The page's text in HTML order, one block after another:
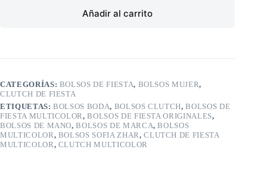
Añadir al carrito
CATEGORÍAS: BOLSOS DE FIESTA, BOLSOS MUJER,
CLUTCH DE FIESTA
ETIQUETAS:BOLSOS BODA, BOLSOS CLUTCH,BOLSOS DE
FIESTA MULTICOLOR,BOLSOS DE FIESTA ORIGINALES,
BOLSOS DE MANO,BOLSOS DE MARCA,BOLSOS
MULTICOLOR, BOLSOS SOFIA ZHAR,CLUTCH DE FIESTA
MULTICOLOR, CLUTCH MULTICOLOR